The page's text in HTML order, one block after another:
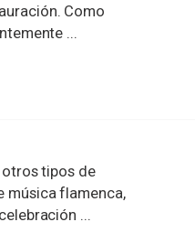
Como
...
tipos de
música flamenca,
...